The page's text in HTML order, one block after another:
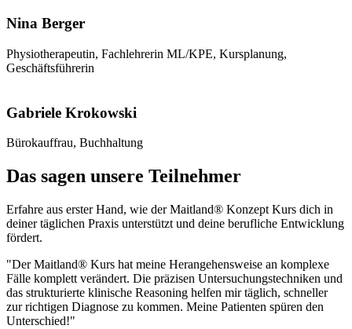
Nina Berger
Physiotherapeutin, Fachlehrerin ML/KPE, Kursplanung,
Geschäftsführerin
Gabriele Krokowski
Bürokauffrau, Buchhaltung
Das sagen unsere Teilnehmer
Erfahre aus erster Hand, wie der Maitland® Konzept Kurs dich in
deiner täglichen Praxis unterstützt und deine berufliche Entwicklung
fördert.
"Der Maitland® Kurs hat meine Herangehensweise an komplexe
Fälle komplett verändert. Die präzisen Untersuchungstechniken und
das strukturierte klinische Reasoning helfen mir täglich, schneller
zur richtigen Diagnose zu kommen. Meine Patienten spüren den
Unterschied!"